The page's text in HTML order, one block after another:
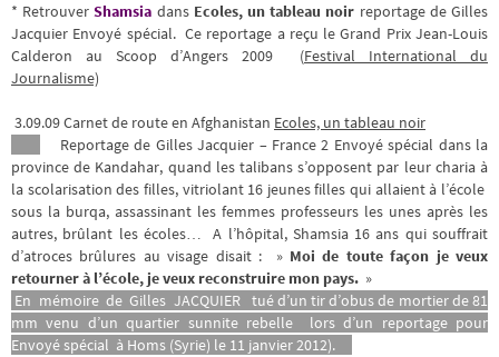
* Retrouver Shamsia dans Ecoles, un tableau noir reportage de Gilles
Jacquier Envoyé spécial. Ce reportage a reçu le Grand Prix Jean-Louis
Calderon au Scoop d’Angers 2009 (Festival International du
Journalisme)
3.09.09 Carnet de route en Afghanistan Ecoles, un tableau noir
Reportage de Gilles Jacquier – France 2 Envoyé spécial dans la
province de Kandahar, quand les talibans s’opposent par leur charia à
la scolarisation des filles, vitriolant 16 jeunes filles qui allaient à l’école
sous la burqa, assassinant les femmes professeurs les unes après les
autres, brûlant les écoles… A l’hôpital, Shamsia 16 ans qui souffrait
d’atroces brûlures au visage disait : » Moi de toute façon je veux
retourner à l’école, je veux reconstruire mon pays. »
En mémoire de Gilles JACQUIER tué d’un tir d’obus de mortier de 81
mm venu d’un quartier sunnite rebelle lors d’un reportage pour
Envoyé spécial à Homs (Syrie) le 11 janvier 2012).